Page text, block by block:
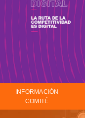
INFORMACIÓN
COMITÉ